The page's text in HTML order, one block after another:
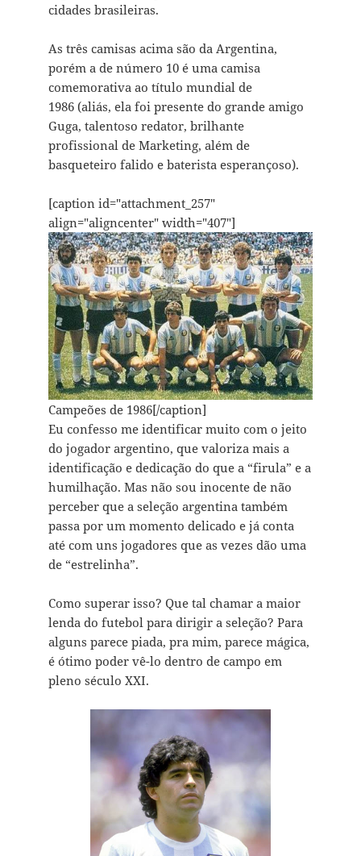
cidades brasileiras.
As três camisas acima são da Argentina,
porém a de número 10 é uma camisa
comemorativa ao título mundial de
1986 (aliás, ela foi presente do grande amigo
Guga, talentoso redator, brilhante
profissional de Marketing, além de
basqueteiro falido e baterista esperançoso).
[caption id="attachment_257"
align="aligncenter" width="407"]
Campeões de 1986[/caption]
Eu confesso me identificar muito com o jeito
do jogador argentino, que valoriza mais a
identificação e dedicação do que a “firula” e a
humilhação. Mas não sou inocente de não
perceber que a seleção argentina também
passa por um momento delicado e já conta
até com uns jogadores que as vezes dão uma
de “estrelinha”.
Como superar isso? Que tal chamar a maior
lenda do futebol para dirigir a seleção? Para
alguns parece piada, pra mim, parece mágica,
é ótimo poder vê-lo dentro de campo em
pleno século XXI.